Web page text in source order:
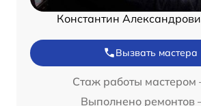
Константин
Вызвать мастера
Стаж работы мастером
Выполнено ремонтов